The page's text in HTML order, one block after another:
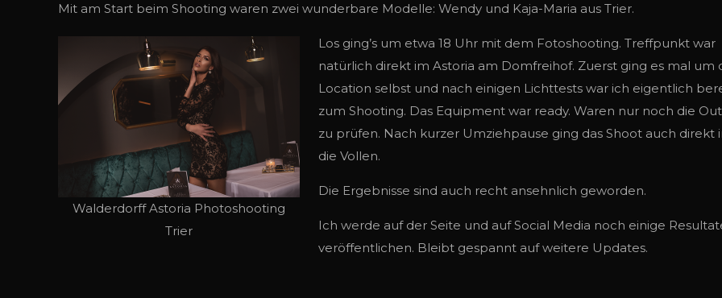
Mit am Start beim Shooting waren zwei wunderbare Modelle: Wendy und Kaja-Maria aus Trier.
Walderdorff Astoria Photoshooting
Trier
Los ging’s um etwa 18 Uhr mit dem Fotoshooting. Treffpunkt war
natürlich direkt im Astoria am Domfreihof. Zuerst ging es mal um
Location selbst und nach einigen Lichttests war ich eigentlich
zum Shooting. Das Equipment war ready. Waren nur noch die
zu prüfen. Nach kurzer Umziehpause ging das Shoot auch direkt
die Vollen.
Die Ergebnisse sind auch recht ansehnlich geworden.
Ich werde auf der Seite und auf Social Media noch einige
veröffentlichen. Bleibt gespannt auf weitere Updates.